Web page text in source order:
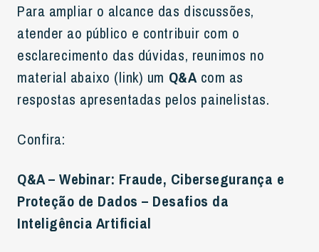
Para ampliar o alcance das discussões,
atender ao público e contribuir com o
esclarecimento das dúvidas, reunimos no
material abaixo (link) um Q&Acom as
respostas apresentadas pelos painelistas.
Confira:
Q&A – Webinar: Fraude, Cibersegurança e
Proteção de Dados – Desafios da
Inteligência Artificial